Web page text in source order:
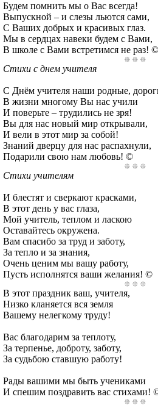
Будем помнить мы о Вас всегда!
Выпускной – и слезы льются сами,
С Ваших добрых и красивых глаз.
Мы в сердцах навеки будем с Вами,
В школе с Вами встретимся не раз! ©
Стихи с днем учителя
С Днём учителя наши родные,
В жизни многому Вы нас учили
И поверьте – трудились не зря!
Вы для нас новый мир открывали,
И вели в этот мир за собой!
Знаний дверцу для нас распахнули,
Подарили свою нам любовь! ©
Стихи учителям
И блестят и сверкают красками,
В этот день у вас глаза,
Мой учитель, теплом и ласкою
Оставайтесь окружена.
Вам спасибо за труд и заботу,
За тепло и за знания,
Очень ценим мы вашу работу,
Пусть исполнятся ваши желания! ©
В этот праздник ваш, учителя,
Низко кланяется вся земля
Вашему нелегкому труду!
Вас благодарим за теплоту,
За терпенье, доброту, заботу,
За судьбою ставшую работу!
Рады вашими мы быть учениками
И спешим поздравить вас стихами!